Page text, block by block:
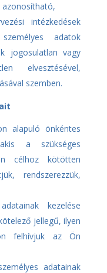
azonosítható,
intézkedések
adatok
jogosulatlan vagy
elvesztésével,
szemben.
alapuló önkéntes
a szükséges
célhoz kötötten
rendszerezzük,
kezelése
jellegű, ilyen
felhívjuk az Ön
adatainak